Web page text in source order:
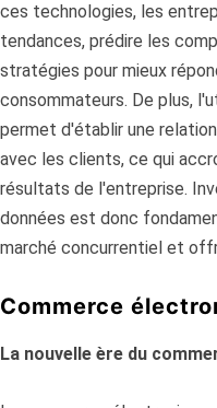
ces technologies, les
tendances, prédire les
stratégies pour mieux
consommateurs. De plus,
permet d'établir une
avec les clients, ce qui
résultats de l'entreprise.
données est donc
marché concurrentiel et
Commerce
La nouvelle ère du